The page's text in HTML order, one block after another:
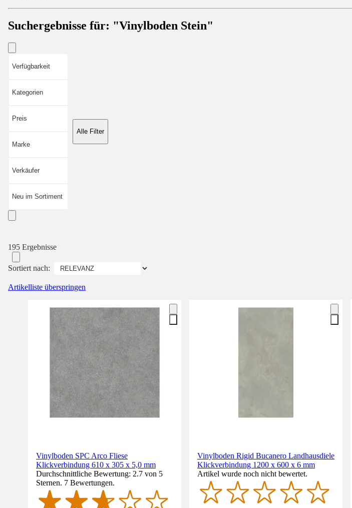
Suchergebnisse für: "Vinylboden Stein"
Verfügbarkeit
Kategorien
Preis
Marke
Verkäufer
Neu im Sortiment
Alle Filter
195 Ergebnisse
Sortiert nach:
Artikelliste überspringen
Vinylboden SPC Arco Fliese
Klickverbindung 610 x 305 x 5,0 mm
Durchschnittliche Bewertung: 2.7 von 5
Sternen. 7 Bewertungen.
Vinylboden Rigid Bucanero Landhausdiele
Klickverbindung 1200 x 600 x 6 mm
Artikel wurde noch nicht bewertet.